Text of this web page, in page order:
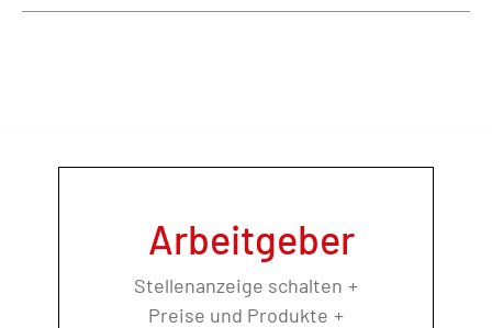
Arbeitgeber
Stellenanzeige schalten
Preise und Produkte